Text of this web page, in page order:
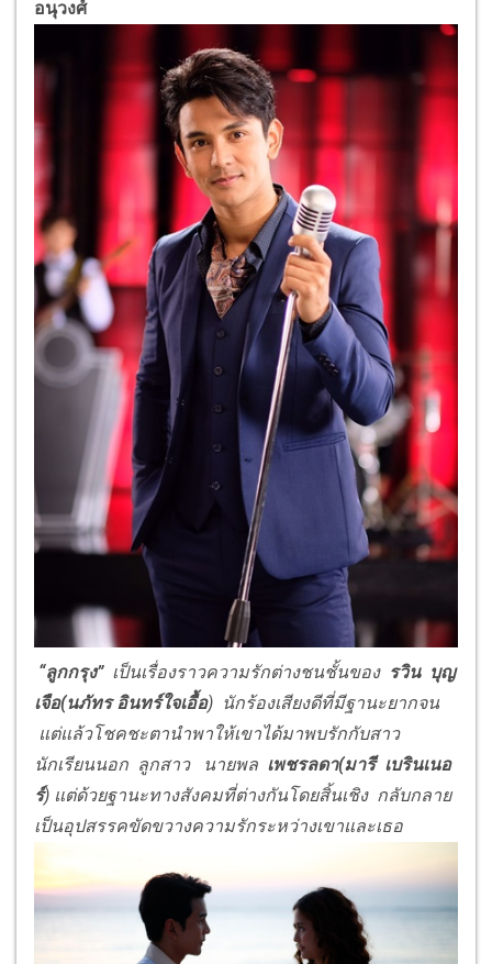
อนุวงศ์
“ลูกกรุง”เป็นเรื่องราวความรักต่างชนชั้นของ รวิน บุญ
เจือ(นภัทร อินทร์ใจเอื้อ) นักร้องเสียงดีที่มีฐานะยากจน
แต่แล้วโชคชะตานำพาให้เขาได้มาพบรักกับสาว
นักเรียนนอก ลูกสาว นายพล เพชรลดา(มารี เบรินเนอ
ร์) แต่ด้วยฐานะทางสังคมที่ต่างกันโดยสิ้นเชิง กลับกลาย
เป็นอุปสรรคขัดขวางความรักระหว่างเขาและเธอ